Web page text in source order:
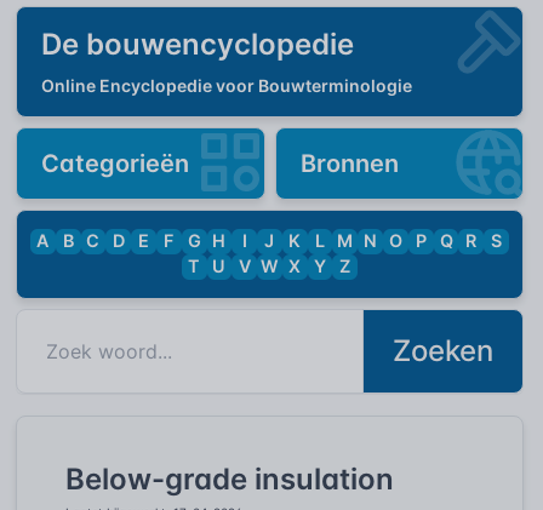
De bouwencyclopedie
Online Encyclopedie voor Bouwterminologie
Categorieën Bronnen
A B C D E F G H I J K L M N O P Q R
S
T
U V W X Y Z
Zoeken
Below-grade insulation